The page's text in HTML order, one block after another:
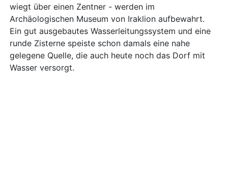
wiegt über einen Zentner - werden im
Archäologischen Museum von Iraklion aufbewahrt.
Ein gut ausgebautes Wasserleitungssystem und eine
runde Zisterne speiste schon damals eine nahe
gelegene Quelle, die auch heute noch das Dorf mit
Wasser versorgt.